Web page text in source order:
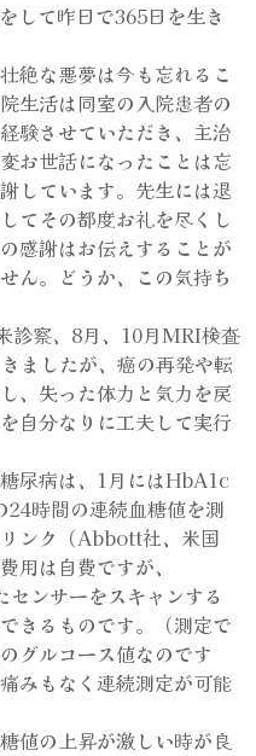
して昨日で365日を生き
絶な悪夢は今も忘れるこ
生活は同室の入院患者の
験させていただき、主治
お世話になったことは忘
しています。先生には退
てその都度お礼を尽くし
感謝はお伝えすることが
ん。どうか、この気持ち
診察、8月、10月MRI検査
ましたが、癌の再発や転
、失った体力と気力を戻
自分なりに工夫して実行
尿病は、1月にはHbA1c
時間の連続血糖値を測
ンク（Abbott社、米国
用は自費ですが、
ンサーをスキャンする
きるものです。（測定で
グルコース値なのです
みもなく連続測定が可能
値の上昇が激しい時が良